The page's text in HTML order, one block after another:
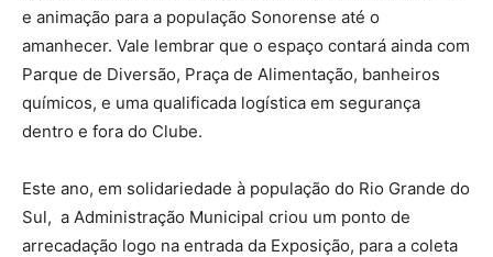
e animação para a população Sonorense até o
amanhecer. Vale lembrar que o espaço contará ainda com
Parque de Diversão, Praça de Alimentação, banheiros
químicos, e uma qualificada logística em segurança
dentro e fora do Clube.
Este ano, em solidariedade à população do Rio Grande do
Sul, a Administração Municipal criou um ponto de
arrecadação logo na entrada da Exposição, para a coleta